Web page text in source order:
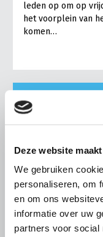
Deze website
We gebruiken
personaliseren, om
en om ons
informatie over uw
partners voor social
leden op om op
het voorplein van
komen…